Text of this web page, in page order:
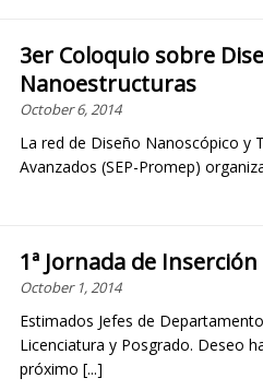
3er Coloquio sobre
Nanoestructuras
October 6, 2014
La red de Diseño Nanoscópico y
Avanzados (SEP-Promep)
1ª Jornada de
October 1, 2014
Estimados Jefes de
Licenciatura y Posgrado. Deseo
próximo [...]